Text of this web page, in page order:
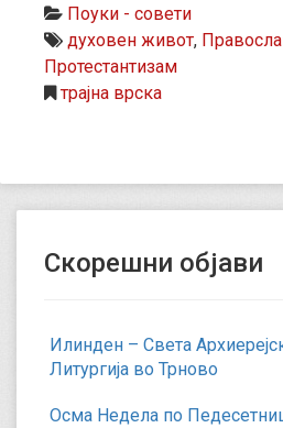
Поуки - совети
духовен живот,
Протестантизам
трајна врска
Скорешни објави
Илинден – Света
Литургија во Трново
Осма Недела по